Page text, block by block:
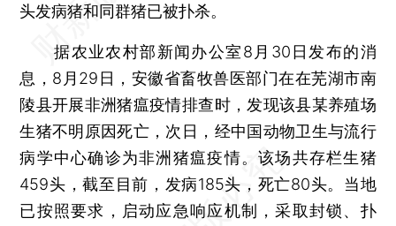
头发病猪和同群猪已被扑杀。
据农业农村部新闻办公室8月30日发布的消
息，8月29日，安徽省畜牧兽医部门在在芜湖市南
陵县开展非洲猪瘟疫情排查时，发现该县某养殖场
生猪不明原因死亡，次日，经中国动物卫生与流行
病学中心确诊为非洲猪瘟疫情。该场共存栏生猪
459头，截至目前，发病185头，死亡80头。当地
已按照要求，启动应急响应机制，采取封锁、扑